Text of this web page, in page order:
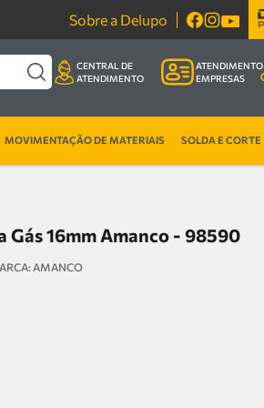
Sobre a Delupo
CENTRAL DE
ATENDIMENTO
ATENDIMENTO
EMPRESAS
MOVIMENTAÇÃO DE MATERIAIS SOLDA E CORTE
Gás 16mm Amanco - 98590
AMANCO